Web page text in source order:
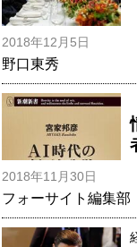
2018年12月5日
野口東秀
2018年11月30日
フォーサイト編集部